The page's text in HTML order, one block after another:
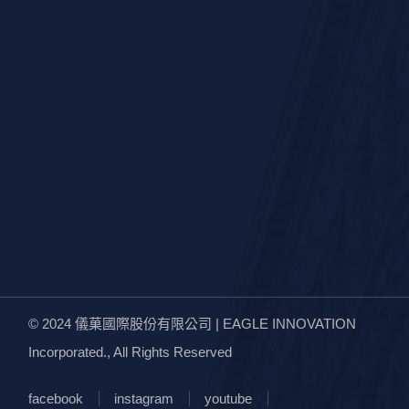
© 2024儀菓國際股份有限公司 | EAGLE INNOVATION
Incorporated., All Rights Reserved
facebook instagram youtube